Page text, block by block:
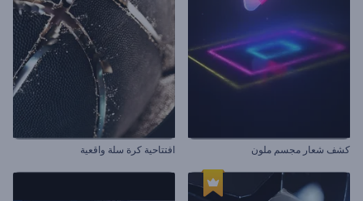
كشف شعار مجسم ملون افتتاحية كرة سلة واقعية